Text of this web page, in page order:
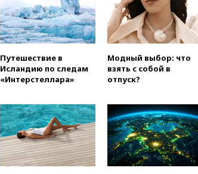
вчера, 19:19Россиянка
погибла во Французских
Альпах
Открытое
горение на складе в Брянске
ликвидировано
отчиталось об ударах по двум
украинским сухогрузам в
Черном море
вчера, 18:47Школьники из РФ
стали абсолютными
чемпионами на олимпиаде по
Путешествие в
Исландию по следам
«Интерстеллара»
Модный выбор: что
взять с собой в
отпуск?